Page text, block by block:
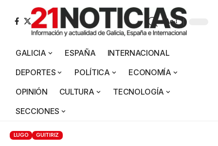
Aa
GALICIA ESPAÑA
INTERNACIONAL
DEPORTES
POLÍTICA
ECONOMÍA
OPINIÓN
CULTURA
TECNOLOGÍA
SECCIONES
LUGO GUITIRIZ